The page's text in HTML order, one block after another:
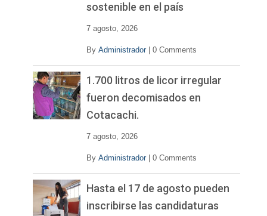
sostenible en el país
7 agosto, 2026
By Administrador 0 Comments
1.700 litros de licor irregular
fueron decomisados en
Cotacachi.
7 agosto, 2026
By Administrador 0 Comments
Hasta el 17 de agosto pueden
inscribirse las candidaturas